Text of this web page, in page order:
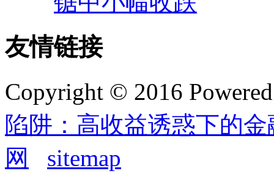
友情链接
Copyright © 2016
陷阱：高收益诱惑下的
网
sitemap